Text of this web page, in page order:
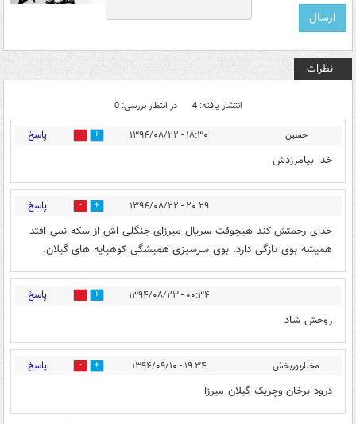
نظرات
انتشار یافته: 4 در انتظار بررسی: 0
حسین ۱۸:۳۰ - ۱۳۹۴/۰۸/۲۲ 0 پاسخ
خدا بیامرزدش
۲۰:۲۹ - ۱۳۹۴/۰۸/۲۲ 0 پاسخ
خدای رحمتش کند هیچوقت سریال میرزای جنگلی اش از سکه نمی افتد
همیشه بوی تازگی دارد. بوی سرسبزی همیشگی کوهپایه های گیلان.
۰۰:۳۴ - ۱۳۹۴/۰۸/۲۳ 0 پاسخ
روحش شاد
مختارنوربخش ۱۹:۳۴ - ۱۳۹۴/۰۹/۱۰ 0 پاسخ
درود برخان وچریک گیلان میرزا